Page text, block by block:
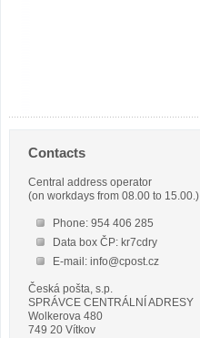
Contacts
Central address operator
(on workdays from 08.00 to 15.00.)
Phone: 954 406 285
Data box ČP: kr7cdry
E-mail: info@cpost.cz
Česká pošta, s.p.
SPRÁVCE CENTRÁLNÍ ADRESY
Wolkerova 480
749 20 Vítkov